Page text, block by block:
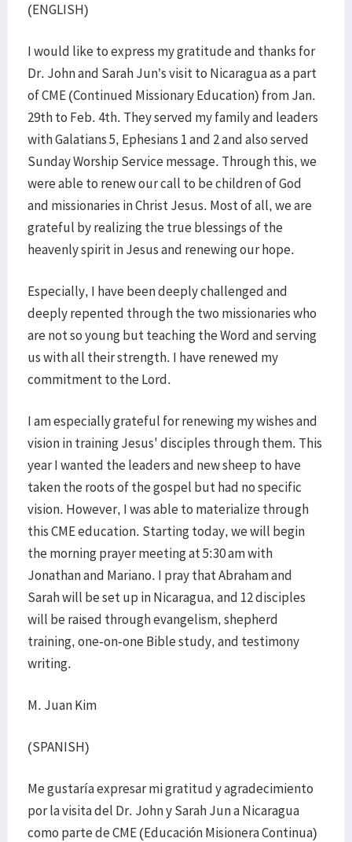
(ENGLISH)
I would like to express my gratitude and thanks for
Dr. John and Sarah Jun’s visit to Nicaragua as a part
of CME (Continued Missionary Education) from Jan.
29th to Feb. 4th. They served my family and leaders
with Galatians 5, Ephesians 1 and 2 and also served
Sunday Worship Service message. Through this, we
were able to renew our call to be children of God
and missionaries in Christ Jesus. Most of all, we are
grateful by realizing the true blessings of the
heavenly spirit in Jesus and renewing our hope.
Especially, I have been deeply challenged and
deeply repented through the two missionaries who
are not so young but teaching the Word and serving
us with all their strength. I have renewed my
commitment to the Lord.
I am especially grateful for renewing my wishes and
vision in training Jesus' disciples through them. This
year I wanted the leaders and new sheep to have
taken the roots of the gospel but had no specific
vision. However, I was able to materialize through
this CME education. Starting today, we will begin
the morning prayer meeting at 5:30 am with
Jonathan and Mariano. I pray that Abraham and
Sarah will be set up in Nicaragua, and 12 disciples
will be raised through evangelism, shepherd
training, one-on-one Bible study, and testimony
writing.
M. Juan Kim
(SPANISH)
Me gustaría expresar mi gratitud y agradecimiento
por la visita del Dr. John y Sarah Jun a Nicaragua
como parte de CME (Educación Misionera Continua)